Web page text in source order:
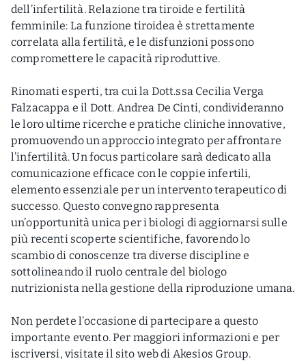
dell’infertilità. Relazione tra tiroide e fertilità
femminile: La funzione tiroidea è strettamente
correlata alla fertilità, e le disfunzioni possono
compromettere le capacità riproduttive.
Rinomati esperti, tra cui la Dott.ssa Cecilia Verga
Falzacappa e il Dott. Andrea De Cinti, condivideranno
le loro ultime ricerche e pratiche cliniche innovative,
promuovendo un approccio integrato per affrontare
l’infertilità. Un focus particolare sarà dedicato alla
comunicazione efficace con le coppie infertili,
elemento essenziale per un intervento terapeutico di
successo. Questo convegno rappresenta
un’opportunità unica per i biologi di aggiornarsi sulle
più recenti scoperte scientifiche, favorendo lo
scambio di conoscenze tra diverse discipline e
sottolineando il ruolo centrale del biologo
nutrizionista nella gestione della riproduzione umana.
Non perdete l’occasione di partecipare a questo
importante evento. Per maggiori informazioni e per
iscriversi, visitate il sito web di Akesios Group.